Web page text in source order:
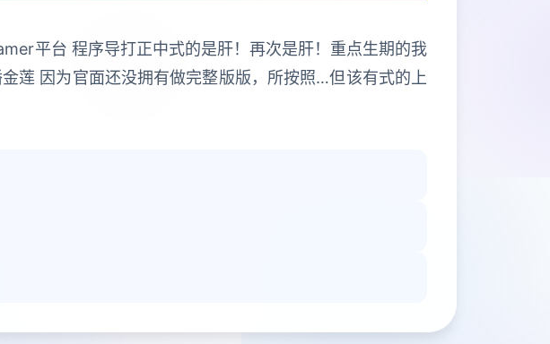
平台 程序导打正中式的是肝！再次是肝！重点生期的我
莲 因为官面还没拥有做完整版版，所按照…但该有式的上